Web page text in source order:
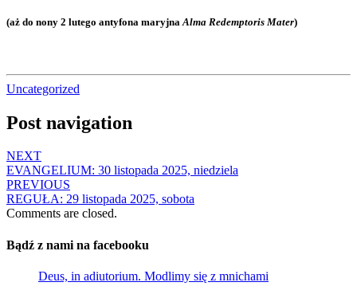
(aż do nony 2 lutego antyfona maryjnaAlma Redemptoris Mater)
Uncategorized
Post navigation
NEXT
EVANGELIUM: 30 listopada 2025, niedziela
PREVIOUS
REGUŁA: 29 listopada 2025, sobota
Comments are closed.
Bądź z nami na facebooku
Deus, in adiutorium. Modlimy się z mnichami